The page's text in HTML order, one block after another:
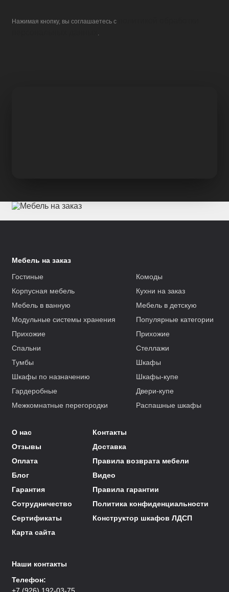
Нажимая кнопку, вы соглашаетесь с
.
Мебель на заказ
Гостиные
Комоды
Корпусная мебель
Кухни на заказ
Мебель в ванную
Мебель в детскую
Модульные системы хранения
Популярные категории
Прихожие
Прихожие
Спальни
Стеллажи
Тумбы
Шкафы
Шкафы по назначению
Шкафы-купе
Гардеробные
Двери-купе
Межкомнатные перегородки
Распашные шкафы
О нас
Контакты
Отзывы
Доставка
Оплата
Правила возврата мебели
Блог
Видео
Гарантия
Правила гарантии
Сотрудничество
Политика конфиденциальности
Сертификаты
Конструктор шкафов ЛДСП
Карта сайта
Наши контакты
Телефон: